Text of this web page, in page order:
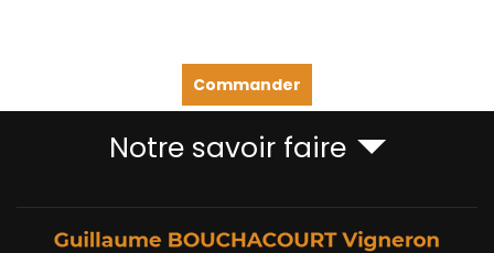
Commander
Notre savoir faire